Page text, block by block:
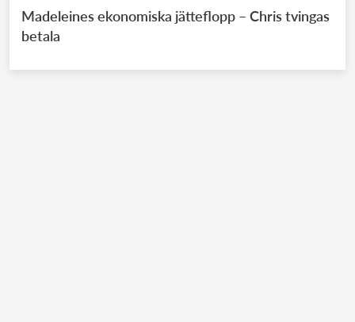
Madeleines ekonomiska jätteflopp – Chris tvingas
betala